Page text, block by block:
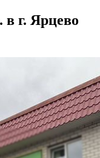
г. Ярцево